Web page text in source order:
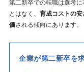
第二新卒での転職は選考
とはなく、 育成コストの
価される傾向にあります。
企業が第二新卒を